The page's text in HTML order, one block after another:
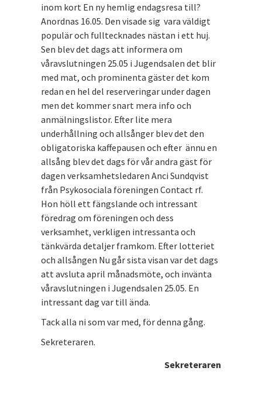
inom kort En ny hemlig endagsresa till?
Anordnas 16.05. Den visade sig vara väldigt
populär och fulltecknades nästan i ett huj.
Sen blev det dags att informera om
våravslutningen 25.05 i Jugendsalen det blir
med mat, och prominenta gäster det kom
redan en hel del reserveringar under dagen
men det kommer snart mera info och
anmälningslistor. Efter lite mera
underhållning och allsånger blev det den
obligatoriska kaffepausen och efter ännu en
allsång blev det dags för vår andra gäst för
dagen verksamhetsledaren Anci Sundqvist
från Psykosociala föreningen Contact rf.
Hon höll ett fängslande och intressant
föredrag om föreningen och dess
verksamhet, verkligen intressanta och
tänkvärda detaljer framkom. Efter lotteriet
och allsången Nu går sista visan var det dags
att avsluta april månadsmöte, och invänta
våravslutningen i Jugendsalen 25.05. En
intressant dag var till ända.
Tack alla ni som var med, för denna gång.
Sekreteraren.
Sekreteraren